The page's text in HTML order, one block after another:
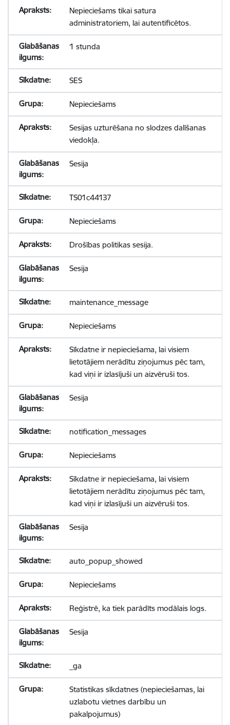
Nepieciešams tikai satura
administratoriem, lai autentificētos.
1 stunda
SES
Nepieciešams
Sesijas uzturēšana no slodzes dalīšanas
viedokļa.
Sesija
TS01c44137
Nepieciešams
Drošības politikas sesija.
Sesija
maintenance_message
Nepieciešams
Sīkdatne ir nepieciešama, lai visiem
lietotājiem nerādītu ziņojumus pēc tam,
kad viņi ir izlasījuši un aizvēruši tos.
Sesija
notification_messages
Nepieciešams
Sīkdatne ir nepieciešama, lai visiem
lietotājiem nerādītu ziņojumus pēc tam,
kad viņi ir izlasījuši un aizvēruši tos.
Sesija
auto_popup_showed
Nepieciešams
Reģistrē, ka tiek parādīts modālais logs.
Sesija
_ga
Statistikas sīkdatnes (nepieciešamas, lai
uzlabotu vietnes darbību un
pakalpojumus)